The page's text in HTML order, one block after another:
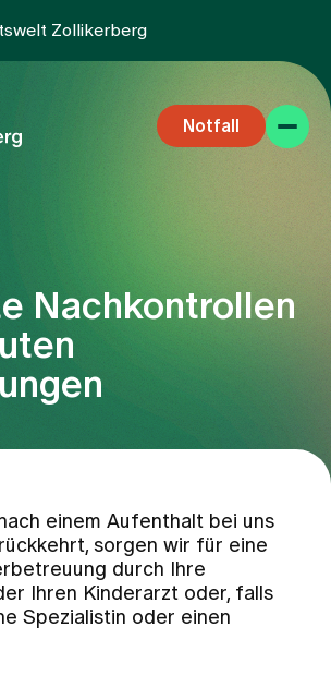
Zollikerberg
Notfall
Nachkontrollen
einem Aufenthalt bei uns
sorgen wir für eine
durch Ihre
Ihren Kinderarzt oder, falls
Spezialistin oder einen